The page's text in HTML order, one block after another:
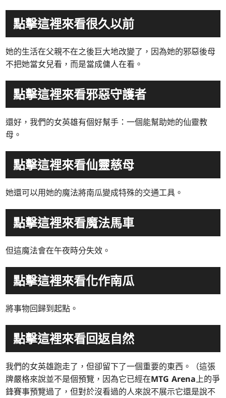
點擊這裡來看很久以前
她的生活在父親不在之後巨大地改變了，因為她的邪惡後母
不把她當女兒看，而是當成傭人在看。
點擊這裡來看邪惡守護者
還好，我們的女英雄有個好幫手：一個能幫助她的仙靈教
母。
點擊這裡來看仙靈慈母
她還可以用她的魔法將南瓜變成特殊的交通工具。
點擊這裡來看魔法馬車
但這魔法會在午夜時分失效。
點擊這裡來看化作南瓜
將事物回歸到起點。
點擊這裡來看回返自然
我們的女英雄跑走了，但卻留下了一個重要的東西。（這張
牌嚴格來說並不是個預覽，因為它已經在MTG Arena上的爭
鋒賽事預覽過了，但對於沒看過的人來說不展示它還是說不